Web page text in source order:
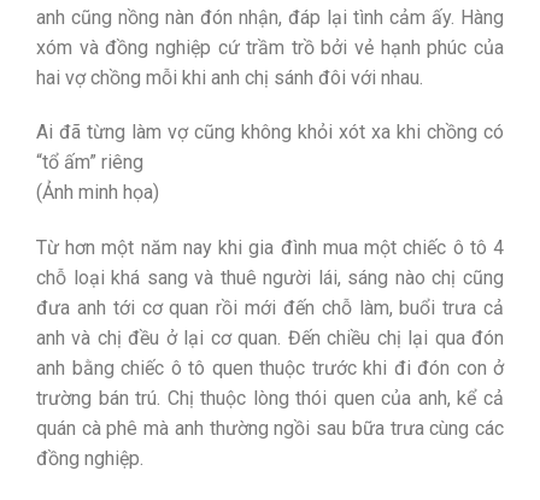
anh cũng nồng nàn đón nhận, đáp lại tình cảm ấy. Hàng
xóm và đồng nghiệp cứ trầm trồ bởi vẻ hạnh phúc của
hai vợ chồng mỗi khi anh chị sánh đôi với nhau.
Ai đã từng làm vợ cũng không khỏi xót xa khi chồng có
“tổ ấm” riêng
(Ảnh minh họa)
Từ hơn một năm nay khi gia đình mua một chiếc ô tô 4
chỗ loại khá sang và thuê người lái, sáng nào chị cũng
đưa anh tới cơ quan rồi mới đến chỗ làm, buổi trưa cả
anh và chị đều ở lại cơ quan. Đến chiều chị lại qua đón
anh bằng chiếc ô tô quen thuộc trước khi đi đón con ở
trường bán trú. Chị thuộc lòng thói quen của anh, kể cả
quán cà phê mà anh thường ngồi sau bữa trưa cùng các
đồng nghiệp.